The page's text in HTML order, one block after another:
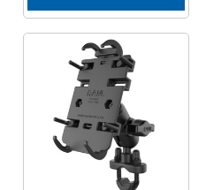
FORDONSTYP
Aircraft
ATV